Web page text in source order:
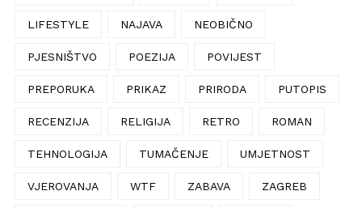
LIFESTYLE NAJAVA NEOBIČNO
PJESNIŠTVO POEZIJA POVIJEST
PREPORUKA PRIKAZ PRIRODA PUTOPIS
RECENZIJA RELIGIJA RETRO ROMAN
TEHNOLOGIJA TUMAČENJE UMJETNOST
VJEROVANJA WTF ZABAVA ZAGREB